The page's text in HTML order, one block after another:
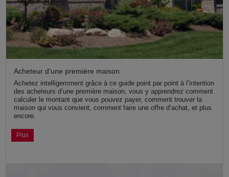
Acheteur d'une première maison
Achetez intelligemment grâce à ce guide point par point à l’intention
des acheteurs d’une première maison, vous y apprendrez comment
calculer le montant que vous pouvez payer, comment trouver la
maison qui vous convient, comment faire une offre d’achat, et plus
encore.
Plus